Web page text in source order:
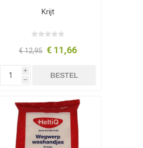
Krijt
€ 12,95 € 11,66
i
h
BESTEL